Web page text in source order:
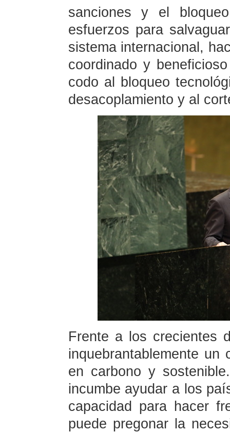
sanciones y el
esfuerzos para
sistema internacional,
coordinado y
codo al bloqueo
desacoplamiento y al
Frente a los crecientes
inquebrantablemente un
en carbono y
incumbe ayudar a los
capacidad para hacer
puede pregonar la